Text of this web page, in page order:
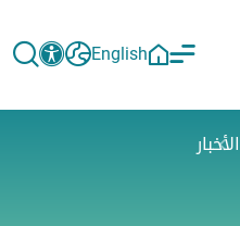
English
الأخبار